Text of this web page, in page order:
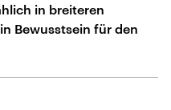
in breiteren
Bewusstsein für den